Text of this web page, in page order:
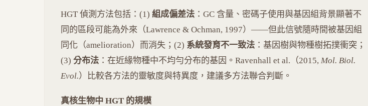
HGT 偵測方法包括：(1) 組成偏差法 ：GC 含量、密碼子使用與基因組背景顯著不
同的區段可能為外來（Lawrence & Ochman, 1997）——但此信號隨時間被基因組
同化（amelioration）而消失；(2) 系統發育不一致法 ：基因樹與物種樹拓撲衝突；
(3) 分布法 ：在近緣物種中不均勻分布的基因。Ravenhall et al.（2015, Mol. Biol.
Evol.）比較各方法的靈敏度與特異度，建議多方法聯合判斷。
真核生物中 HGT 的規模